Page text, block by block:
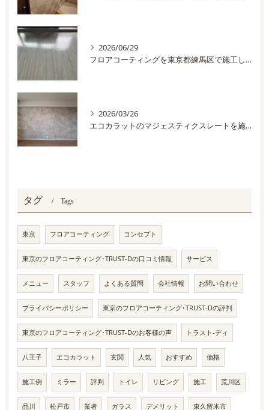
2026/06/29
フロアコーティングを東京都練馬区で施工しました
2026/03/26
エコカラットのマジェスティクスレートを施工しました
タグ Tags
東京 フロアコーティング コンセプト
東京のフロアコーティング･TRUST-Dの口コミ情報 サービス
メニュー スタッフ よくある質問 会社情報 お問い合わせ
プライバシーポリシー 東京のフロアコーティング･TRUST-Dの評判
東京のフロアコーティング･TRUST-Dのお客様の声 トラスト-ディ
八王子 エコカラット 玄関 人気 おすすめ 価格
施工例 ミラー 評判 トイレ リビング 施工 荒川区
品川 松戸市 業者 ガラス デメリット 東久留米市